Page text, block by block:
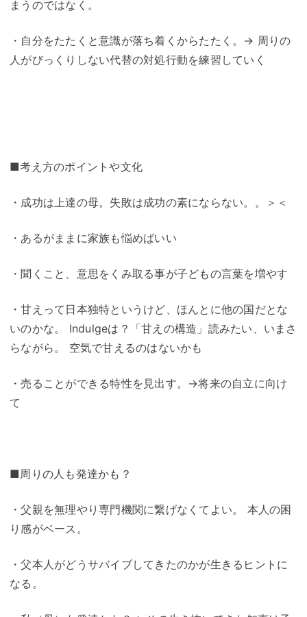
まうのではなく。
・自分をたたくと意識が落ち着くからたたく。→ 周りの
人がびっくりしない代替の対処行動を練習していく
■考え方のポイントや文化
・成功は上達の母。失敗は成功の素にならない。。＞＜
・あるがままに家族も悩めばいい
・聞くこと、意思をくみ取る事が子どもの言葉を増やす
・甘えって日本独特というけど、ほんとに他の国だとな
いのかな。 Indulgeは？「甘えの構造」読みたい、いまさ
らながら。 空気で甘えるのはないかも
・売ることができる特性を見出す。→将来の自立に向け
て
■周りの人も発達かも？
・父親を無理やり専門機関に繋げなくてよい。 本人の困
り感がベース。
・父本人がどうサバイブしてきたのかが生きるヒントに
なる。